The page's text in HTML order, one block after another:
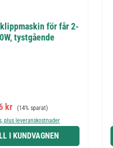
för får 2-
tystgående
kr Ordinarie pris:
(14% sparat)
plus leveranskostnader
I KUNDVAGNEN